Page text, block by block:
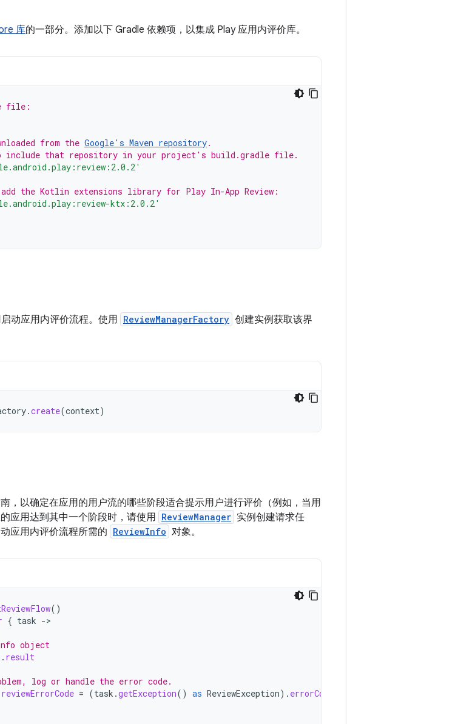
库的一部分。添加以下 Gradle 依赖项，以集成 Play 应用内评价库。
file:
from the Google's Maven repository.
include that repository in your project's build.gradle file.
the Kotlin extensions library for Play In-App Review:
ktx:2.0.2'
动应用内评价流程。使用 ReviewManagerFactory 创建实例获取该界
.create(context)
，以确定在应用的用户流的哪些阶段适合提示用户进行评价（例如，当用
应用达到其中一个阶段时，请使用 ReviewManager 实例创建请求任
应用内评价流程所需的 ReviewInfo 对象。
()
{ task ->
object
. result
log or handle the error code.
reviewErrorCode = (task .getException() as ReviewException). errorCode